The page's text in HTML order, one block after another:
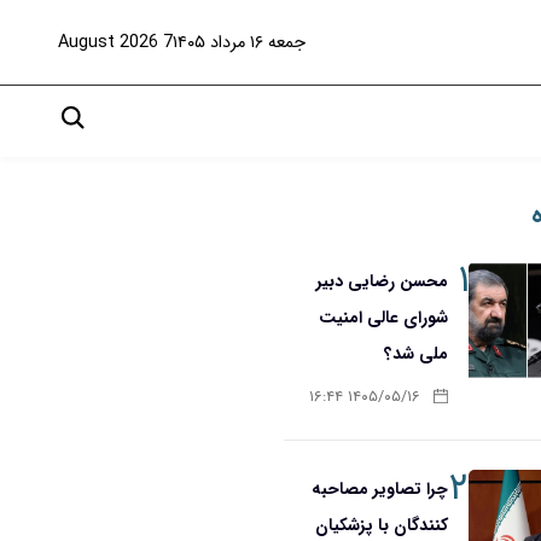
جمعه ۱۶ مرداد ۱۴۰۵ 7 August 2026
۱ محسن رضایی دبیر
شورای عالی امنیت
ملی شد؟
۱۴۰۵/۰۵/۱۶ ۱۶:۴۴
۲چرا تصاویر مصاحبه
کنندگان با پزشکیان